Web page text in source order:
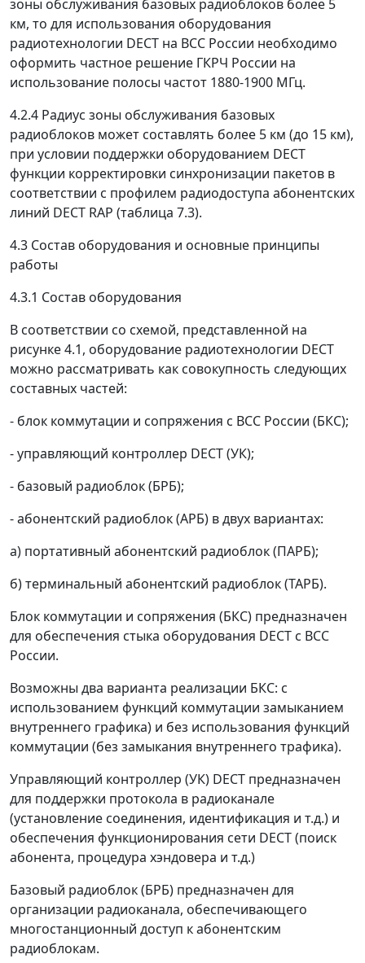
зоны обслуживания базовых радиоблоков более 5
км, то для использования оборудования
радиотехнологии DECT на ВСС России необходимо
оформить частное решение ГКРЧ России на
использование полосы частот 1880-1900 МГц.
4.2.4 Радиус зоны обслуживания базовых
радиоблоков может составлять более 5 км (до 15 км),
при условии поддержки оборудованием DECT
функции корректировки синхронизации пакетов в
соответствии с профилем радиодоступа абонентских
линий DECT RAP (таблица 7.3).
4.3 Состав оборудования и основные принципы
работы
4.3.1 Состав оборудования
В соответствии со схемой, представленной на
рисунке 4.1, оборудование радиотехнологии DECT
можно рассматривать как совокупность следующих
составных частей:
- блок коммутации и сопряжения с ВСС России (БКС);
- управляющий контроллер DECT (УК);
- базовый радиоблок (БРБ);
- абонентский радиоблок (АРБ) в двух вариантах:
а) портативный абонентский радиоблок (ПАРБ);
б) терминальный абонентский радиоблок (ТАРБ).
Блок коммутации и сопряжения (БКС) предназначен
для обеспечения стыка оборудования DECT с ВСС
России.
Возможны два варианта реализации БКС: с
использованием функций коммутации замыканием
внутреннего графика) и без использования функций
коммутации (без замыкания внутреннего трафика).
Управляющий контроллер (УК) DECT предназначен
для поддержки протокола в радиоканале
(установление соединения, идентификация и т.д.) и
обеспечения функционирования сети DECT (поиск
абонента, процедура хэндовера и т.д.)
Базовый радиоблок (БРБ) предназначен для
организации радиоканала, обеспечивающего
многостанционный доступ к абонентским
радиоблокам.